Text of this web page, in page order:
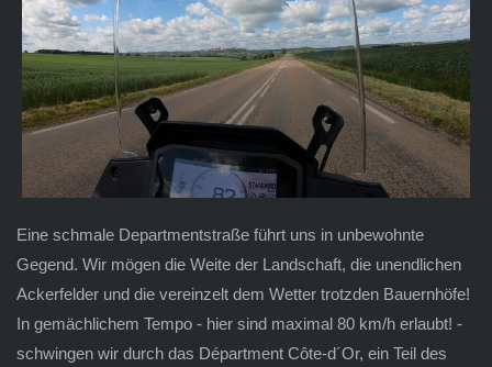
Eine schmale Departmentstraße führt uns in unbewohnte
Gegend. Wir mögen die Weite der Landschaft, die unendlichen
Ackerfelder und die vereinzelt dem Wetter trotzden Bauernhöfe!
In gemächlichem Tempo - hier sind maximal 80 km/h erlaubt! -
schwingen wir durch das Départment Côte-d´Or, ein Teil des